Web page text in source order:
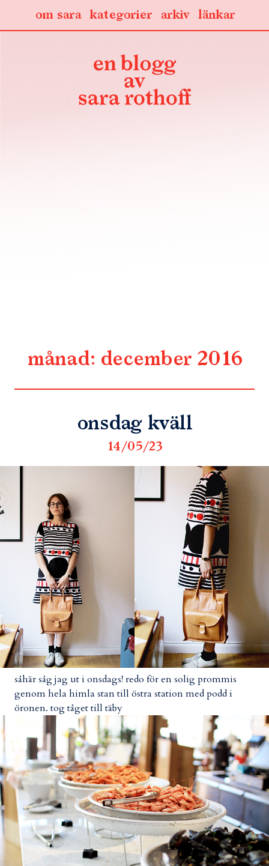
länkar
arkiv
kategorier
om sara
månad: december 2016
onsdag kväll
14/05/23
såhär såg jag ut i onsdags! redo för en solig prommis
genom hela himla stan till östra station med podd i
öronen. tog tåget till täby